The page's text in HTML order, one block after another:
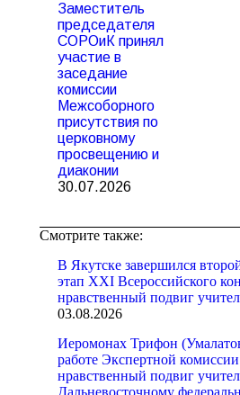
Заместитель
председателя
СОРОиК принял
участие в
заседание
комиссии
Межсоборного
присутствия по
церковному
просвещению и
диаконии
30.07.2026
Смотрите также:
В Якутске завершился
этап XXI Всероссийского
нравственный подвиг
03.08.2026
Иеромонах Трифон
работе Экспертной
нравственный подвиг
Дальневосточному